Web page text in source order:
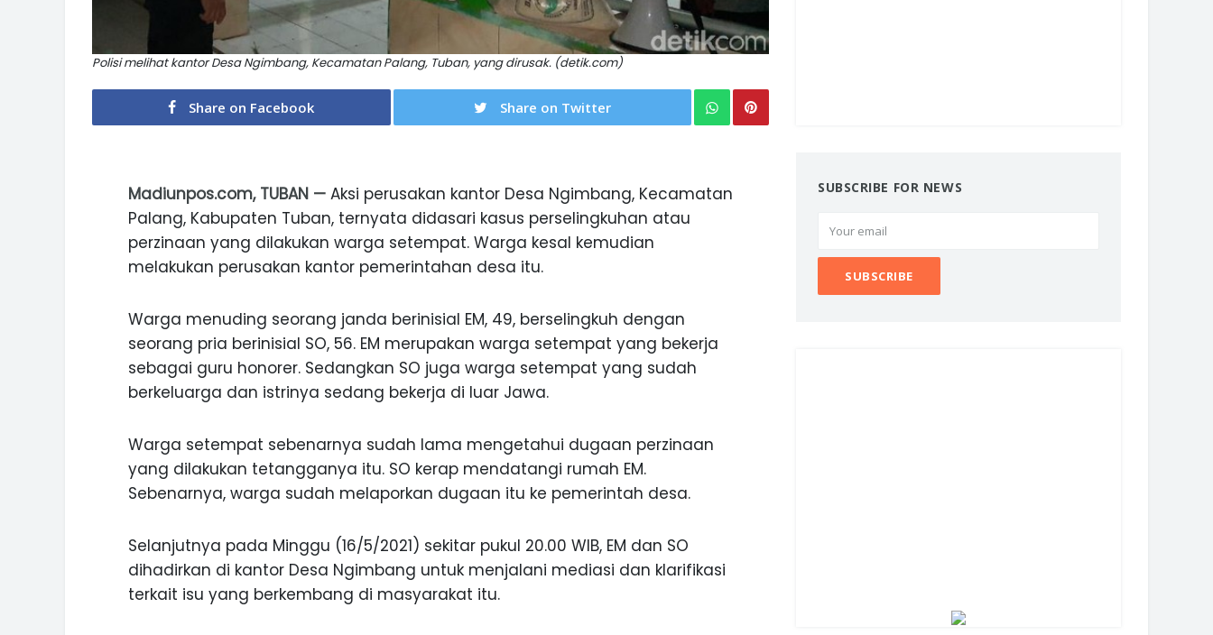
Polisi melihat kantor Desa Ngimbang, Kecamatan Palang, Tuban, yang dirusak. (detik.com)
Share on Facebook Share on Twitter
Madiunpos.com, TUBAN — Aksi perusakan kantor Desa Ngimbang, Kecamatan
Palang, Kabupaten Tuban, ternyata didasari kasus perselingkuhan atau
perzinaan yang dilakukan warga setempat. Warga kesal kemudian
melakukan perusakan kantor pemerintahan desa itu.
Warga menuding seorang janda berinisial EM, 49, berselingkuh dengan
seorang pria berinisial SO, 56. EM merupakan warga setempat yang bekerja
sebagai guru honorer. Sedangkan SO juga warga setempat yang sudah
berkeluarga dan istrinya sedang bekerja di luar Jawa.
Warga setempat sebenarnya sudah lama mengetahui dugaan perzinaan
yang dilakukan tetangganya itu. SO kerap mendatangi rumah EM.
Sebenarnya, warga sudah melaporkan dugaan itu ke pemerintah desa.
Selanjutnya pada Minggu (16/5/2021) sekitar pukul 20.00 WIB, EM dan SO
dihadirkan di kantor Desa Ngimbang untuk menjalani mediasi dan klarifikasi
terkait isu yang berkembang di masyarakat itu.
SUBSCRIBE FOR NEWS